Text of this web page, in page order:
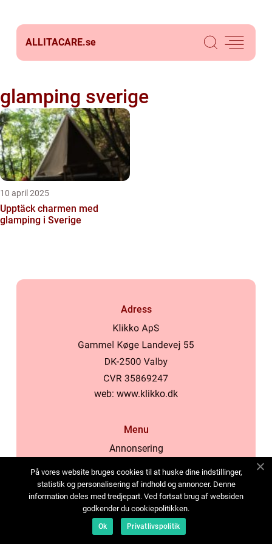
ALLITACARE.se
glamping sverige
10 april 2025
Upptäck charmen med
glamping i Sverige
Adress
web: www.klikko.dk
Menu
Annonsering
Cookies
Kontakta oss
Sitemap
På vores website bruges cookies til at huske dine indstillinger,
statistik og personalisering af indhold og annoncer. Denne
information deles med tredjepart. Ved fortsat brug af websiden
godkender du cookiepolitikken.
Ok Privatlivspolitik